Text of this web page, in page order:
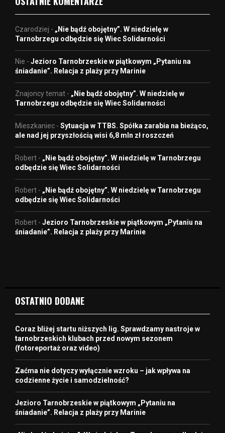
Czarodziej - „Nie bądź obojętny”. W niedzielę w
Tarnobrzegu odbędzie się Wiec Solidarności
Nie - Jezioro Tarnobrzeskie w piątkowym „Pytaniu na
śniadanie”. Relacja z plaży przy Marinie
Znajoncy temat - „Nie bądź obojętny”. W niedzielę w
Tarnobrzegu odbędzie się Wiec Solidarności
Mieszkaniec - Sytuacja w TTBS. Spółka zarabia na bieżąco,
ale nad jej przyszłością wisi 6,8 mln zł roszczeń
Robert - „Nie bądź obojętny”. W niedzielę w Tarnobrzegu
odbędzie się Wiec Solidarności
Robert - „Nie bądź obojętny”. W niedzielę w Tarnobrzegu
odbędzie się Wiec Solidarności
Robert - Jezioro Tarnobrzeskie w piątkowym „Pytaniu na
śniadanie”. Relacja z plaży przy Marinie
OSTATNIO DODANE
Coraz bliżej startu niższych lig. Sprawdzamy nastroje w
tarnobrzeskich klubach przed nowym sezonem
(fotoreportaż oraz video)
Zaćma nie dotyczy wyłącznie wzroku – jak wpływa na
codzienne życie i samodzielność?
Jezioro Tarnobrzeskie w piątkowym „Pytaniu na
śniadanie”. Relacja z plaży przy Marinie